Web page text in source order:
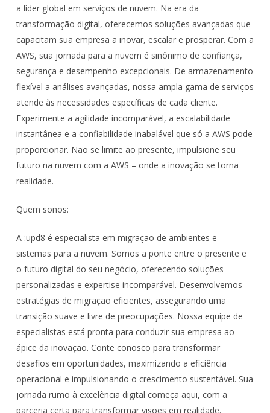
a líder global em serviços de nuvem. Na era da
transformação digital, oferecemos soluções avançadas que
capacitam sua empresa a inovar, escalar e prosperar. Com a
AWS, sua jornada para a nuvem é sinônimo de confiança,
segurança e desempenho excepcionais. De armazenamento
flexível a análises avançadas, nossa ampla gama de serviços
atende às necessidades específicas de cada cliente.
Experimente a agilidade incomparável, a escalabilidade
instantânea e a confiabilidade inabalável que só a AWS pode
proporcionar. Não se limite ao presente, impulsione seu
futuro na nuvem com a AWS – onde a inovação se torna
realidade.
Quem sonos:
A :upd8 é especialista em migração de ambientes e
sistemas para a nuvem. Somos a ponte entre o presente e
o futuro digital do seu negócio, oferecendo soluções
personalizadas e expertise incomparável. Desenvolvemos
estratégias de migração eficientes, assegurando uma
transição suave e livre de preocupações. Nossa equipe de
especialistas está pronta para conduzir sua empresa ao
ápice da inovação. Conte conosco para transformar
desafios em oportunidades, maximizando a eficiência
operacional e impulsionando o crescimento sustentável. Sua
jornada rumo à excelência digital começa aqui, com a
parceria certa para transformar visões em realidade.